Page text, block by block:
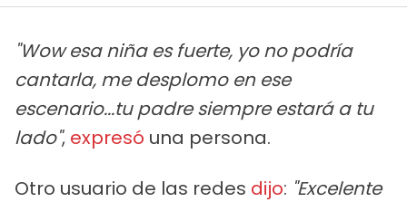
"Wow esa niña es fuerte, yo no podría
cantarla, me desplomo en ese
escenario...tu padre siempre estará a tu
lado", expresó una persona.
Otro usuario de las redes dijo: "Excelente